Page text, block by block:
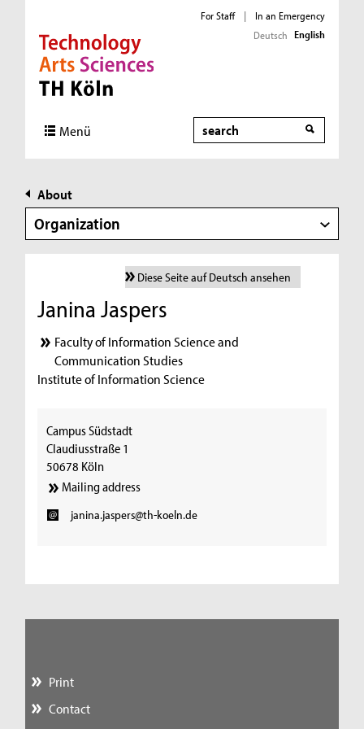
Direkt zur Hauptnavigation
Direkt zur Subnavigation
Direkt zum Inhalt
Direkt zum Fußbereich
For Staff |
In an Emergency
Deutsch English
Menü Search
About
Organization
Diese Seite auf Deutsch ansehen
Janina Jaspers
Faculty of Information Science and
Communication Studies
Institute of Information Science
Campus Südstadt
Claudiusstraße 1
50678 Köln
Mailing address
janina.jaspers@th-koeln.de
Print
Contact